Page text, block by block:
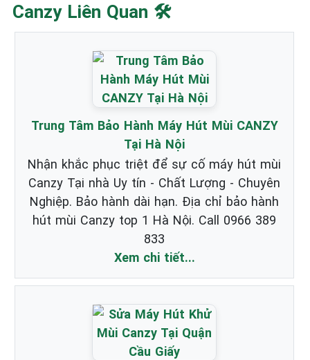
Canzy Liên Quan 🛠️
Trung Tâm Bảo Hành Máy Hút Mùi CANZY
Tại Hà Nội
Nhận khắc phục triệt để sự cố máy hút mùi
Canzy Tại nhà Uy tín - Chất Lượng - Chuyên
Nghiệp. Bảo hành dài hạn. Địa chỉ bảo hành
hút mùi Canzy top 1 Hà Nội. Call 0966 389
833
Xem chi tiết...